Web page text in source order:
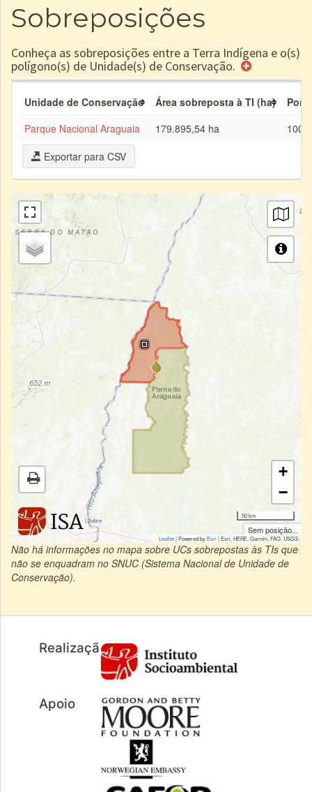
Sobreposições
Conheça as sobreposições entre a Terra Indígena e o(s)
polígono(s) de Unidade(s) de Conservação.
Unidade de Conservação Área sobreposta à TI (ha)
Parque Nacional Araguaia
179.895,54 ha
Exportar para CSV
|Sobre
+
−
50 km
Sem posição...
Leaflet| Powered byEsri|Esri, HERE, Garmin, FAO, USGS
Não há informações no mapa sobre UCs sobrepostas às TIs que
não se enquadram no SNUC (Sistema Nacional de Unidade de
Conservação).